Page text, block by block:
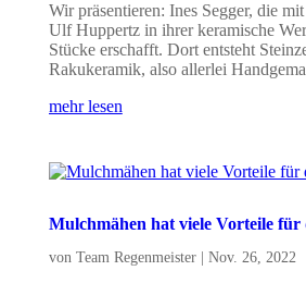
Wir präsentieren: Ines Segger, die
Ulf Huppertz in ihrer keramische
Stücke erschafft. Dort entsteht
Rakukeramik, also allerlei
mehr lesen
Mulchmähen hat viele Vorteile für
von Team Regenmeister| Nov. 26, 2022